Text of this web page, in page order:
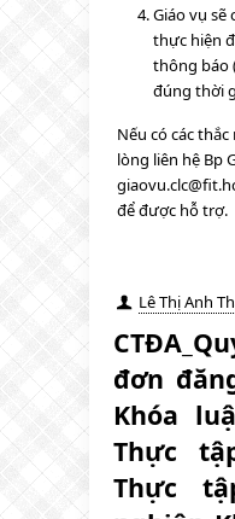
Giáo vụ sẽ
thực hiện
thông báo
đúng thời
Nếu có các
lòng liên hệ Bp
để được hỗ trợ.
Lê Thị Anh
đơn
Khóa
Thực
Thực